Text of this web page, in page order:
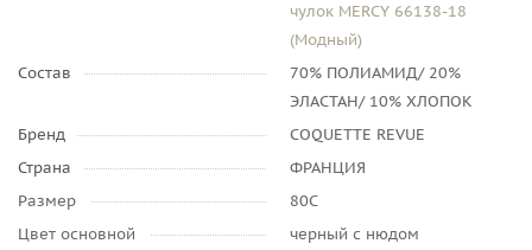
чулок MERCY 66138-18
(Модный)
Состав
70% ПОЛИАМИД/ 20%
ЭЛАСТАН/ 10% ХЛОПОК
Бренд
COQUETTE REVUE
Страна
ФРАНЦИЯ
Размер
80C
Цвет основной
черный с нюдом